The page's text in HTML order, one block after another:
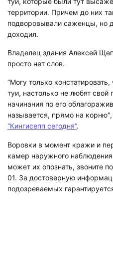
территории. Причем до них
подворовывали саженцы, но
доходил.
Владелец здания Алексей
просто нет слов.
“Могу только
туи, настолько не любят свой
начинания по его
называется, прямо на корню",
“Кингисепп сегодня”.
Воровки в момент кражи и
камер наружного
может их опознать, звоните
01. За достоверную
подозреваемых